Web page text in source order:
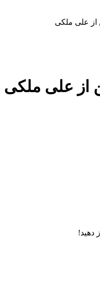
از علی ملکی
از علی ملکی
دهید!